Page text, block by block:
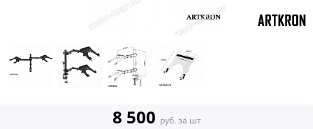
8 500 руб. за шт